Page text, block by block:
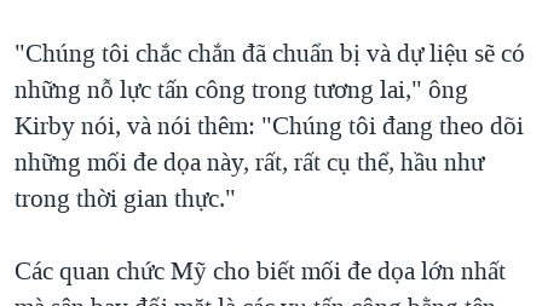
"Chúng tôi chắc chắn đã chuẩn bị và dự liệu sẽ có
những nỗ lực tấn công trong tương lai," ông
Kirby nói, và nói thêm: "Chúng tôi đang theo dõi
những mối đe dọa này, rất, rất cụ thể, hầu như
trong thời gian thực."
Các quan chức Mỹ cho biết mối đe dọa lớn nhất